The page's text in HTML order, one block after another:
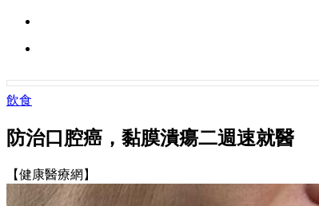
飲食
防治口腔癌，黏膜潰瘍二週速就醫
【健康醫療網】